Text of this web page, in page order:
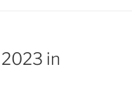
in